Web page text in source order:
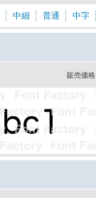
中細 普通 中字
販売価格